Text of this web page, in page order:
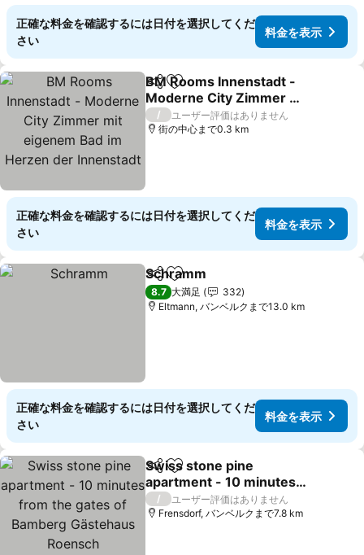
正確な料金を確認するには日付を選択してくだ
さい
料金を表示
シェアお気に入りに追加
BM Rooms Innenstadt -
Moderne City Zimmer mit
eigenem Bad im Herzen
der Innenstadt
料金を表示
/
ユーザー評価はありません
街の中心まで0.3 km
正確な料金を確認するには日付を選択してくだ
さい
料金を表示
シェアお気に入りに追加
Schramm
8.7 大満足
332
Eltmann, バンベルクまで13.0 km
正確な料金を確認するには日付を選択してくだ
さい
料金を表示
シェアお気に入りに追加
Swiss stone pine
apartment - 10 minutes
from the gates of
Bamberg Gästehaus
料金を表示
/
ユーザー評価はありません
Frensdorf, バンベルクまで7.8 km